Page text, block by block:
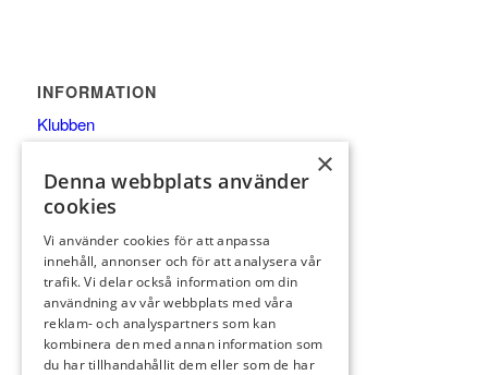
INFORMATION
Klubben
Banan
Gäst
Medlem
Junior
Tävlingar
PRO
×
Denna webbplats använder
cookies
Vi använder cookies för att anpassa
innehåll, annonser och för att analysera vår
trafik. Vi delar också information om din
användning av vår webbplats med våra
reklam- och analyspartners som kan
kombinera den med annan information som
du har tillhandahållit dem eller som de har